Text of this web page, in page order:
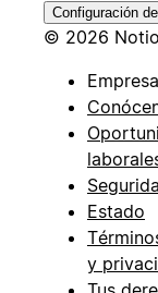
Configuración
© 2026
Empresa
Estado
y